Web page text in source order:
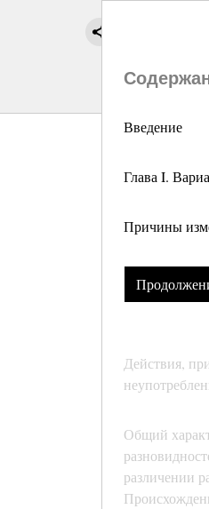
Введение
Глава I.
Причины
Действия,
Общий
различении